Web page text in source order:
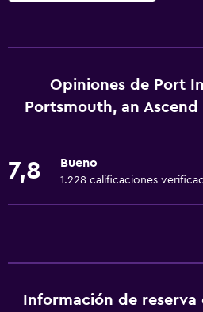
Wifi gratis
Wifi disponible en todas las
Internet
Aire acondicionado
Artículos de aseo gratis
Cocina
Opiniones de Port
Portsmouth, an
7,8 Bueno
1.228 calificaciones
Información de